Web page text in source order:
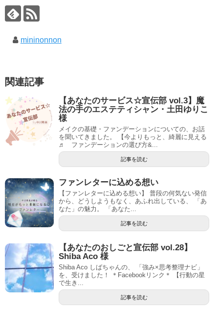
mininonnon
関連記事
【あなたのサービス☆宣伝部 vol.3】魔
法の手のエステティシャン・土田ゆりこ
様
メイクの基礎・ファンデーションについての、お話
を聞いてきました。 【今よりもっと、綺麗に見える
♬⁡ ファンデーションの選び方&...
記事を読む
ファンレターに込める想い
【ファンレターに込める想い】 普段の何気ない発信
から、どうしようもなく、あふれ出している、 「あ
なた」の魅力。 「あなた...
記事を読む
【あなたのおしごと宣伝部 vol.28】
Shiba Aco 様
Shiba Aco しばちゃんの、 「強み×思考整理ナビ」
を、受けました！ ＊Facebookリンク＊ 【行動の星
で生き...
記事を読む